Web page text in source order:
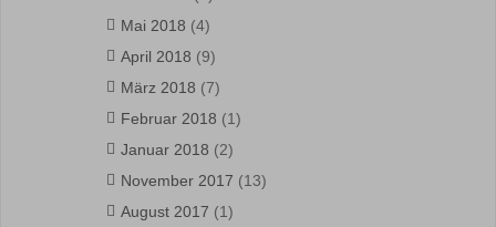
Mai 2018 (4)
April 2018 (9)
März 2018 (7)
Februar 2018 (1)
Januar 2018 (2)
November 2017 (13)
August 2017 (1)